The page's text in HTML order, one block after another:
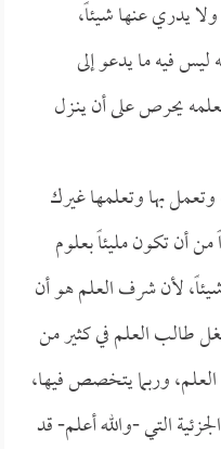
يدري عنها شيئاً،
ليس فيه ما يدعو إلى
يحرص على أن ينـزل
بها وتعلمها غيرك
من أن تكون مليئاً بعلوم
لأن شرف العلم هو أن
طالب العلم في كثير من
وربما يتخصص فيها،
التي -والله أعلم- قد